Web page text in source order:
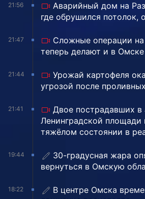
21:56
Аварийный дом на
где обрушился потолок,
21:47
Сложные операции на
теперь делают и в Омске
21:44
Урожай картофеля
угрозой после
21:41
Двое пострадавших в
Ленинградской площади
тяжёлом состоянии в
19:44
30-градусная жара
вернуться в Омскую
18:22
В центре Омска